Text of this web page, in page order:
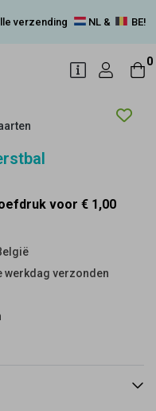
verzending NL & BE!
0
voor € 1,00
werkdag verzonden